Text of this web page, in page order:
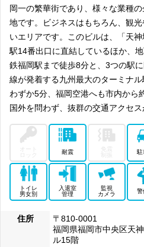
岡一の繁華街であり、様々な業種
地です。ビジネスはもちろん、観
いエリアです。このビルは、「天
駅14番出口に直結しているほか、
鉄福岡駅まで徒歩8分と、3つの駅
線が発着する九州最大のターミナ
わずか5分、福岡空港へも市内から
国外を問わず、抜群の交通アクセス
耐震 駐
トイレ
男女別
入退室
管理
監視
カメラ
警
住所
〒810-0001
福岡県福岡市中央区天
ル15階